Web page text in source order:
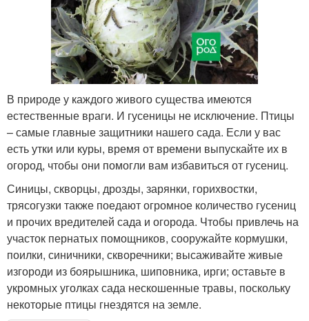
В природе у каждого живого существа имеются
естественные враги. И гусеницы не исключение. Птицы
– самые главные защитники нашего сада. Если у вас
есть утки или куры, время от времени выпускайте их в
огород, чтобы они помогли вам избавиться от гусениц.
Синицы, скворцы, дрозды, зарянки, горихвостки,
трясогузки также поедают огромное количество гусениц
и прочих вредителей сада и огорода. Чтобы привлечь на
участок пернатых помощников, сооружайте кормушки,
поилки, синичники, скворечники; высаживайте живые
изгороди из боярышника, шиповника, ирги; оставьте в
укромных уголках сада нескошенные травы, поскольку
некоторые птицы гнездятся на земле.